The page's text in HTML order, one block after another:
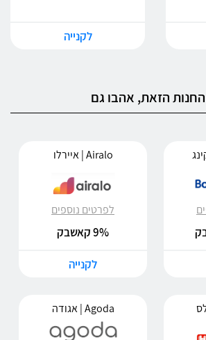
לקנייה
הזאת, אהבו גם
Airalo | איירלו
לפרטים נוספים
9% קאשבק
לקנייה
Agoda | אגודה